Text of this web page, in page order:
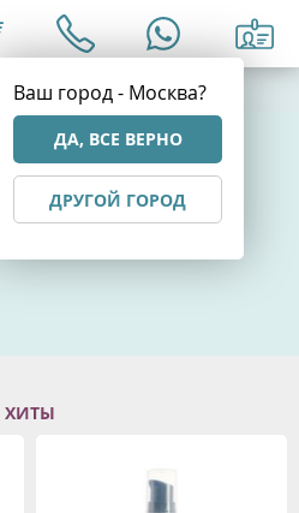
Ваш город - Москва?
ДА, ВСЕ ВЕРНО
ДРУГОЙ ГОРОД
ХИТЫ